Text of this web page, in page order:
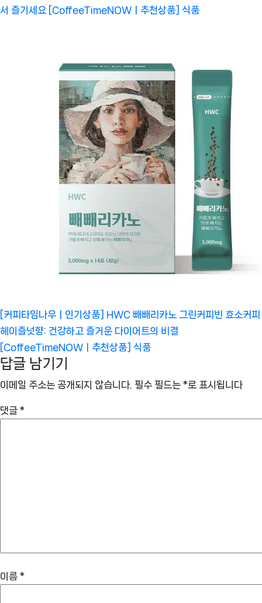
서 즐기세요 [CoffeeTimeNOWㅣ추천상품] 식품
[커피타임나우ㅣ인기상품] HWC 빼빼리카노 그린커피빈 효소커피
헤이즐넛향: 건강하고 즐거운 다이어트의 비결
[CoffeeTimeNOWㅣ추천상품] 식품
답글 남기기
이메일 주소는 공개되지 않습니다. 필수 필드는 *로 표시됩니다
댓글 *
이름 *